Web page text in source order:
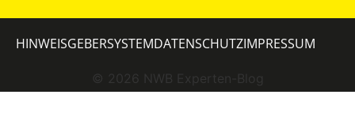
© 2026 NWB Experten-Blog
HINWEISGEBERSYSTEMDATENSCHUTZIMPRESSUM